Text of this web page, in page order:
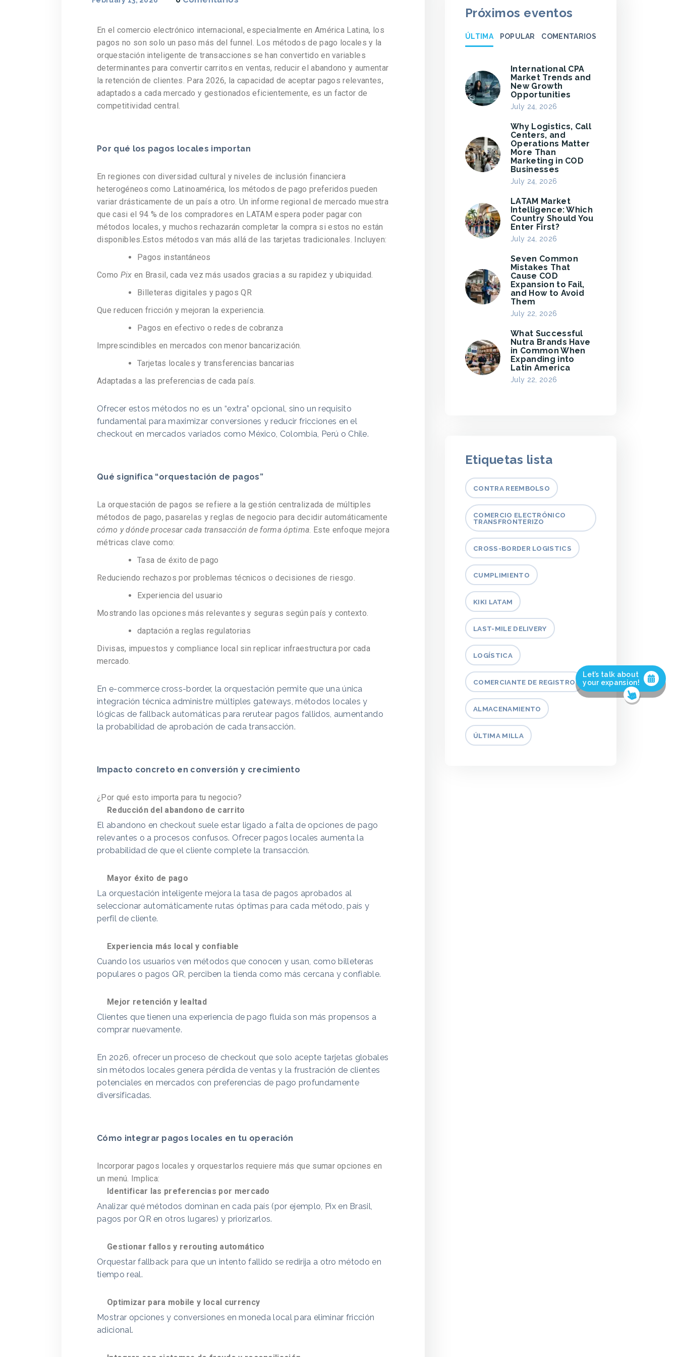
En el comercio electrónico internacional, especialmente en América Latina, los
pagos no son solo un paso más del funnel. Los métodos de pago locales y la
orquestación inteligente de transacciones se han convertido en variables
determinantes para convertir carritos en ventas, reducir el abandono y aumentar
la retención de clientes. Para 2026, la capacidad de aceptar pagos relevantes,
adaptados a cada mercado y gestionados eficientemente, es un factor de
competitividad central.
Por qué los pagos locales importan
En regiones con diversidad cultural y niveles de inclusión financiera
heterogéneos como Latinoamérica, los métodos de pago preferidos pueden
variar drásticamente de un país a otro. Un informe regional de mercado muestra
que casi el 94 % de los compradores en LATAM espera poder pagar con
métodos locales, y muchos rechazarán completar la compra si estos no están
disponibles.Estos métodos van más allá de las tarjetas tradicionales. Incluyen:
Pagos instantáneos
Como Pix en Brasil, cada vez más usados gracias a su rapidez y ubiquidad.
Billeteras digitales y pagos QR
Que reducen fricción y mejoran la experiencia.
Pagos en efectivo o redes de cobranza
Imprescindibles en mercados con menor bancarización.
Tarjetas locales y transferencias bancarias
Adaptadas a las preferencias de cada país.
Ofrecer estos métodos no es un “extra” opcional, sino un requisito
fundamental para maximizar conversiones y reducir fricciones en el
checkout en mercados variados como México, Colombia, Perú o Chile.
Qué significa “orquestación de pagos”
La orquestación de pagos se refiere a la gestión centralizada de múltiples
métodos de pago, pasarelas y reglas de negocio para decidir automáticamente
cómo y dónde procesar cada transacción de forma óptima. Este enfoque mejora
métricas clave como:
Tasa de éxito de pago
Reduciendo rechazos por problemas técnicos o decisiones de riesgo.
Experiencia del usuario
Mostrando las opciones más relevantes y seguras según país y contexto.
daptación a reglas regulatorias
Divisas, impuestos y compliance local sin replicar infraestructura por cada
mercado.
En e-commerce cross-border, la orquestación permite que una única
integración técnica administre múltiples gateways, métodos locales y
lógicas de fallback automáticas para rerutear pagos fallidos, aumentando
la probabilidad de aprobación de cada transacción.
Impacto concreto en conversión y crecimiento
¿Por qué esto importa para tu negocio?
Reducción del abandono de carrito
El abandono en checkout suele estar ligado a falta de opciones de pago
relevantes o a procesos confusos. Ofrecer pagos locales aumenta la
probabilidad de que el cliente complete la transacción.
Mayor éxito de pago
La orquestación inteligente mejora la tasa de pagos aprobados al
seleccionar automáticamente rutas óptimas para cada método, país y
perfil de cliente.
Experiencia más local y confiable
Cuando los usuarios ven métodos que conocen y usan, como billeteras
populares o pagos QR, perciben la tienda como más cercana y confiable.
Mejor retención y lealtad
Clientes que tienen una experiencia de pago fluida son más propensos a
comprar nuevamente.
En 2026, ofrecer un proceso de checkout que solo acepte tarjetas globales
sin métodos locales genera pérdida de ventas y la frustración de clientes
potenciales en mercados con preferencias de pago profundamente
diversificadas.
Cómo integrar pagos locales en tu operación
Incorporar pagos locales y orquestarlos requiere más que sumar opciones en
un menú. Implica:
Identificar las preferencias por mercado
Analizar qué métodos dominan en cada país (por ejemplo, Pix en Brasil,
pagos por QR en otros lugares) y priorizarlos.
Gestionar fallos y rerouting automático
Orquestar fallback para que un intento fallido se redirija a otro método en
tiempo real.
Optimizar para mobile y local currency
Mostrar opciones y conversiones en moneda local para eliminar fricción
adicional.
Próximos eventos
ÚLTIMA POPULAR COMENTARIOS
International CPA
Market Trends and
New Growth
Opportunities
July 24, 2026
Why Logistics, Call
Centers, and
Operations Matter
More Than
Marketing in COD
Businesses
July 24, 2026
LATAM Market
Intelligence: Which
Country Should You
Enter First?
July 24, 2026
Seven Common
Mistakes That
Cause COD
Expansion to Fail,
and How to Avoid
Them
July 22, 2026
What Successful
Nutra Brands Have
in Common When
Expanding into
Latin America
July 22, 2026
Etiquetas lista
CONTRA REEMBOLSO
COMERCIO ELECTRÓNICO
TRANSFRONTERIZO
CROSS-BORDER LOGISTICS
CUMPLIMIENTO
KIKI LATAM
LAST-MILE DELIVERY
LOGÍSTICA
COMERCIANTE DE REGISTRO
ALMACENAMIENTO
ÚLTIMA MILLA
Let’s talk about
your expansion!